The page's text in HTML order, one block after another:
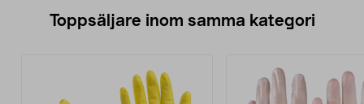
Toppsäljare inom samma kategori